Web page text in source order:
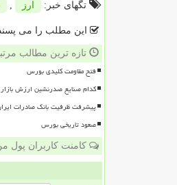
تگهای خبر: ارز
این مطلب را می
تازه ترین مطالب
فتح مقاومت کلیدی بورس
کدام صنایع صدرنشین ارزش بازار در
پیشرفت ظرفیت بانک صادرات
صعود تاریخی بورس
کامنت کاربران پول